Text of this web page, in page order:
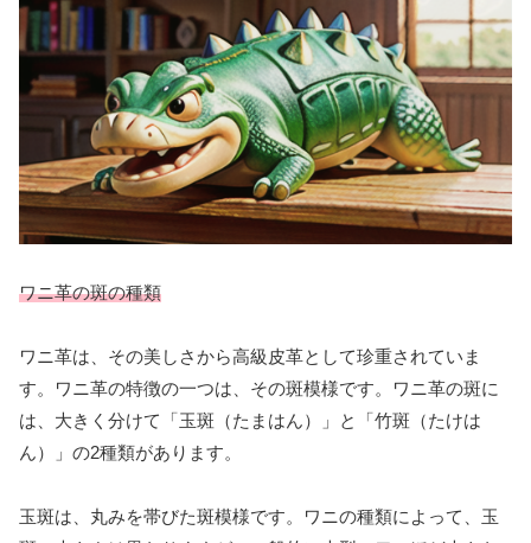
ワニ革の斑の種類
ワニ革は、その美しさから高級皮革として珍重されていま
す。ワニ革の特徴の一つは、その斑模様です。ワニ革の斑に
は、大きく分けて「玉斑（たまはん）」と「竹斑（たけは
ん）」の2種類があります。
玉斑は、丸みを帯びた斑模様です。ワニの種類によって、玉